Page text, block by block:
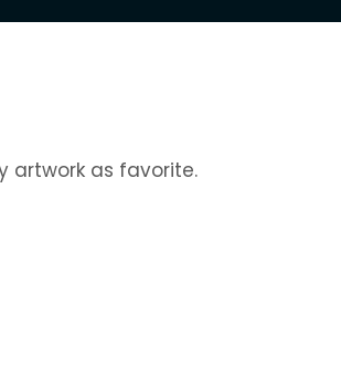
artwork as favorite.